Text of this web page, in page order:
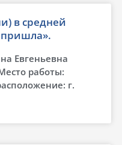
в средней
пришла».
Евгеньевна
работы:
г.